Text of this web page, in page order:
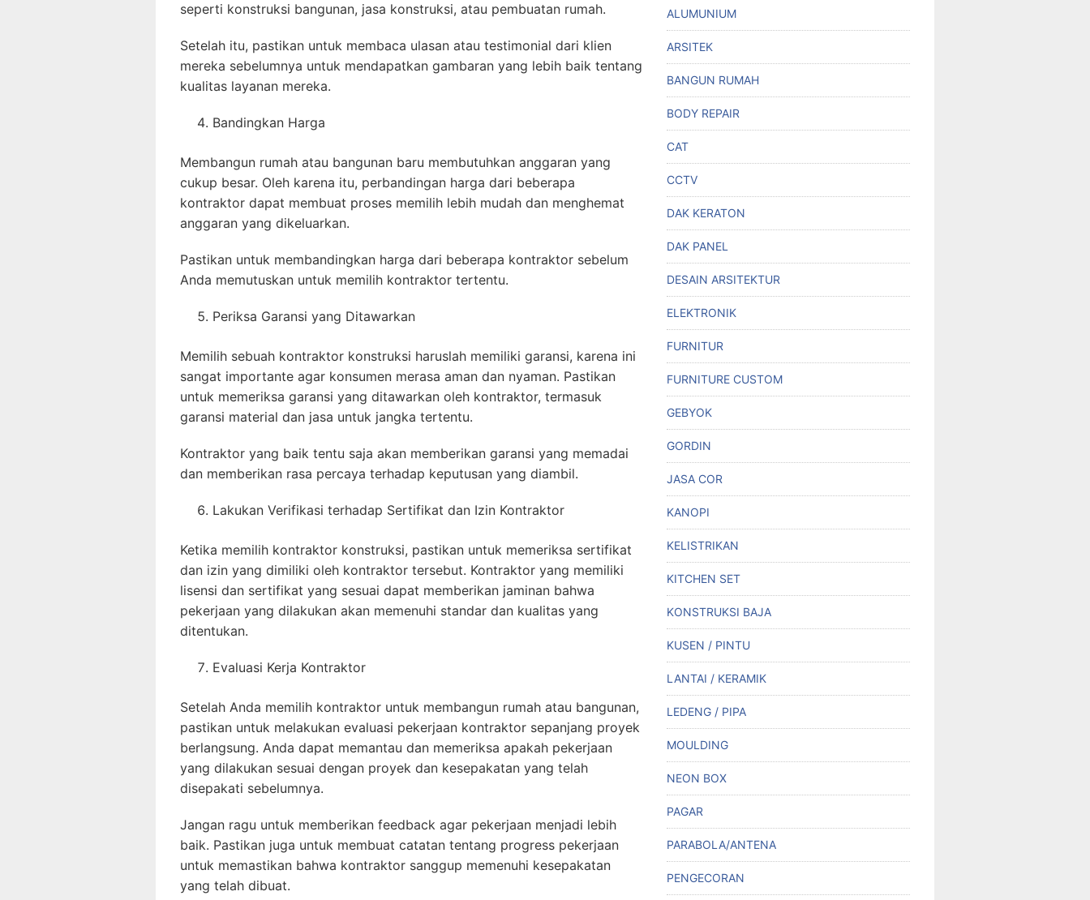
seperti konstruksi bangunan, jasa konstruksi, atau pembuatan rumah.
Setelah itu, pastikan untuk membaca ulasan atau testimonial dari klien
mereka sebelumnya untuk mendapatkan gambaran yang lebih baik tentang
kualitas layanan mereka.
Bandingkan Harga
Membangun rumah atau bangunan baru membutuhkan anggaran yang
cukup besar. Oleh karena itu, perbandingan harga dari beberapa
kontraktor dapat membuat proses memilih lebih mudah dan menghemat
anggaran yang dikeluarkan.
Pastikan untuk membandingkan harga dari beberapa kontraktor sebelum
Anda memutuskan untuk memilih kontraktor tertentu.
Periksa Garansi yang Ditawarkan
Memilih sebuah kontraktor konstruksi haruslah memiliki garansi, karena ini
sangat importante agar konsumen merasa aman dan nyaman. Pastikan
untuk memeriksa garansi yang ditawarkan oleh kontraktor, termasuk
garansi material dan jasa untuk jangka tertentu.
Kontraktor yang baik tentu saja akan memberikan garansi yang memadai
dan memberikan rasa percaya terhadap keputusan yang diambil.
Lakukan Verifikasi terhadap Sertifikat dan Izin Kontraktor
Ketika memilih kontraktor konstruksi, pastikan untuk memeriksa sertifikat
dan izin yang dimiliki oleh kontraktor tersebut. Kontraktor yang memiliki
lisensi dan sertifikat yang sesuai dapat memberikan jaminan bahwa
pekerjaan yang dilakukan akan memenuhi standar dan kualitas yang
ditentukan.
Evaluasi Kerja Kontraktor
Setelah Anda memilih kontraktor untuk membangun rumah atau bangunan,
pastikan untuk melakukan evaluasi pekerjaan kontraktor sepanjang proyek
berlangsung. Anda dapat memantau dan memeriksa apakah pekerjaan
yang dilakukan sesuai dengan proyek dan kesepakatan yang telah
disepakati sebelumnya.
Jangan ragu untuk memberikan feedback agar pekerjaan menjadi lebih
baik. Pastikan juga untuk membuat catatan tentang progress pekerjaan
untuk memastikan bahwa kontraktor sanggup memenuhi kesepakatan
yang telah dibuat.
ALUMUNIUM
ARSITEK
BANGUN RUMAH
BODY REPAIR
CAT
CCTV
DAK KERATON
DAK PANEL
DESAIN ARSITEKTUR
ELEKTRONIK
FURNITUR
FURNITURE CUSTOM
GEBYOK
GORDIN
JASA COR
KANOPI
KELISTRIKAN
KITCHEN SET
KONSTRUKSI BAJA
KUSEN / PINTU
LANTAI / KERAMIK
LEDENG / PIPA
MOULDING
NEON BOX
PAGAR
PARABOLA/ANTENA
PENGECORAN